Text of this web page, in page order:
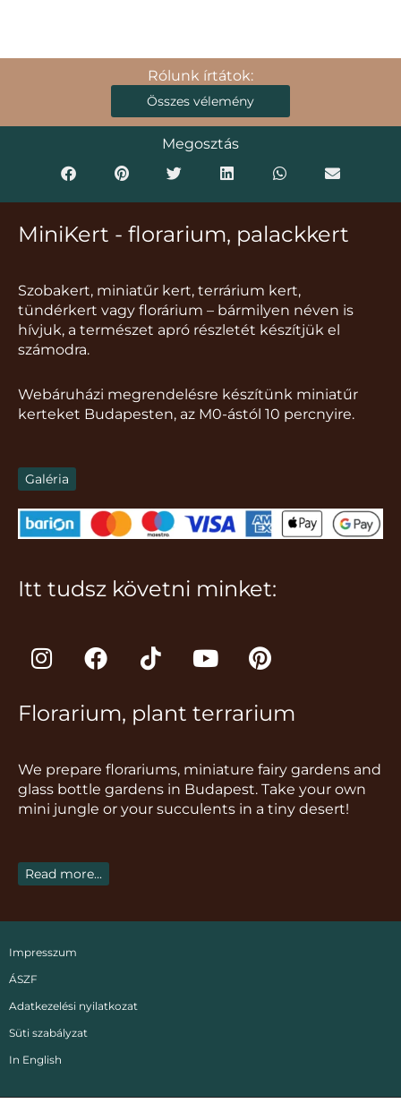
Rólunk írtátok:
Összes vélemény
Megosztás
MiniKert - florarium, palackkert
Szobakert, miniatűr kert, terrárium kert,
tündérkert vagy florárium – bármilyen néven is
hívjuk, a természet apró részletét készítjük el
számodra.
Webáruházi megrendelésre készítünk miniatűr
kerteket Budapesten, az M0-ástól 10 percnyire.
Galéria
Itt tudsz követni minket:
I
n
t
g
r
a
F
a
e
o
o
k
T
i
t
k
Y
o
t
b
e
P
i
t
r
e
s
Florarium, plant terrarium
We prepare florariums, miniature fairy gardens and
glass bottle gardens in Budapest. Take your own
mini jungle or your succulents in a tiny desert!
Read more...
Copyright 2021 - 2026. Mini Kert Florárium, DIY, Workshop
Impresszum
ÁSZF
Adatkezelési nyilatkozat
Süti szabályzat
In English